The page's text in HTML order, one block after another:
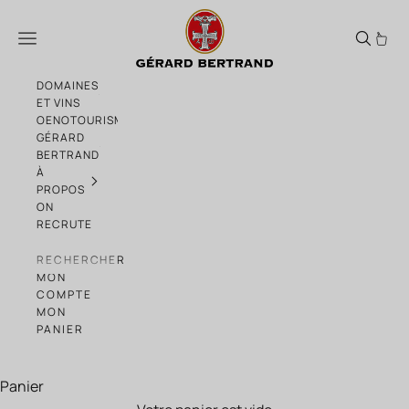
Domaine de l'Estagnère vin orange
Menu
DOMAINES
ET VINS
OENOTOURISME
GÉRARD
BERTRAND
À
PROPOS
ON
RECRUTE
RECHERCHER
MON
COMPTE
MON
PANIER
Panier